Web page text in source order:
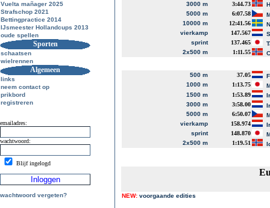
Vuelta mañager 2025
Strafschop 2021
Bettingpractice 2014
IJsmeester Hollandcups 2013
oude spellen
Sporten
schaatsen
wielrennen
Algemeen
links
neem contact op
prikbord
registreren
emailadres:
wachtwoord:
Blijf ingelogd
wachtwoord vergeten?
3000 m
3:44.73
5000 m
6:07.58
10000 m
12:41.56
vierkamp
147.567
sprint
137.465
2x500 m
1:11.55
500 m 37.05
1000 m
1:13.75
1500 m
1:53.89
3000 m
3:58.00
5000 m
6:50.07
vierkamp
158.974
sprint
148.870
2x500 m
1:19.51
NEW: voorgaande edities